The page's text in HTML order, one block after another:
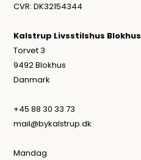
CVR: DK32154344
Kalstrup Livsstilshus Blokhus
Torvet 3
9492 Blokhus
Danmark
+45 88 30 33 73
mail@bykalstrup.dk
Mandag